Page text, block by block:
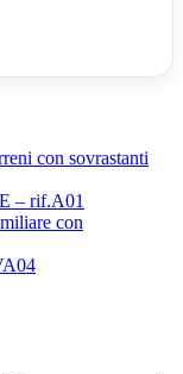
con sovrastanti
– rif.A01
con